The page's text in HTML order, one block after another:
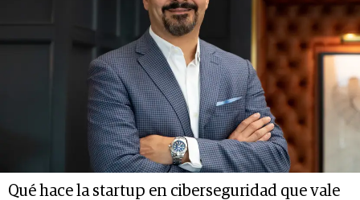
Qué hace la startup en ciberseguridad que vale